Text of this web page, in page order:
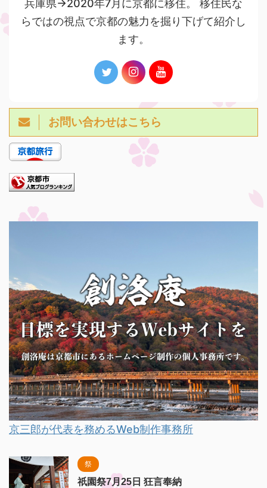
兵庫県→2020年7月に京都に移住。 移住民な
らではの視点で京都の魅力を掘り下げて紹介し
ます。
お問い合わせはこちら
京三郎が代表を務めるWeb制作事務所
祭
祇園祭7月25日 狂言奉納